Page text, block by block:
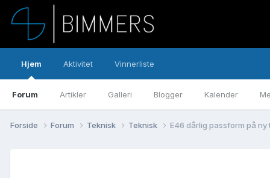
Hjem
Forum Artikler Galleri Blogger Kalender
Aktivitet Vinnerliste
Forside Forum Teknisk Teknisk E46 dårlig passform på ny